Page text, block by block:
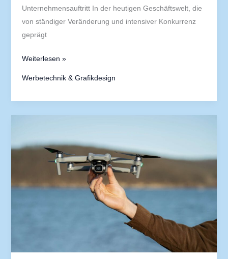
Unternehmensauftritt In der heutigen Geschäftswelt, die
von ständiger Veränderung und intensiver Konkurrenz
geprägt
Weiterlesen »
Werbetechnik & Grafikdesign
Intelligenz
wichtig